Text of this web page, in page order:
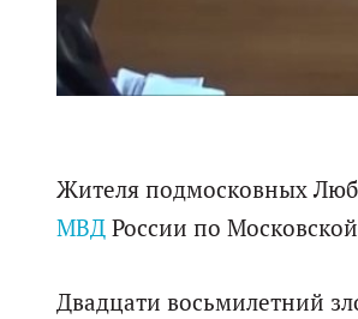
Жителя подмосковных
МВД России по
Двадцати восьмилетний